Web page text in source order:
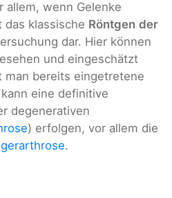
allem, wenn Gelenke
klassische Röntgen der
dar. Hier können
und eingeschätzt
man bereits eingetretene
eine definitive
degenerativen
) erfolgen, vor allem die
.